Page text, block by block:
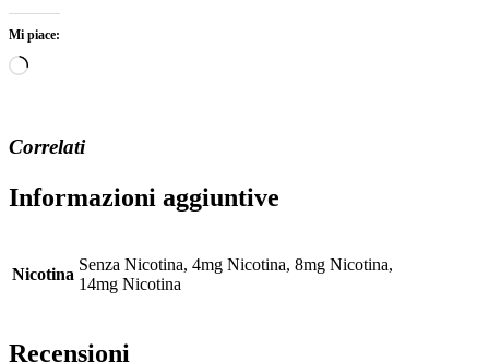
Mi piace:
Caricamento
Correlati
Informazioni aggiuntive
Nicotina
Senza Nicotina, 4mg Nicotina, 8mg Nicotina,
14mg Nicotina
Recensioni